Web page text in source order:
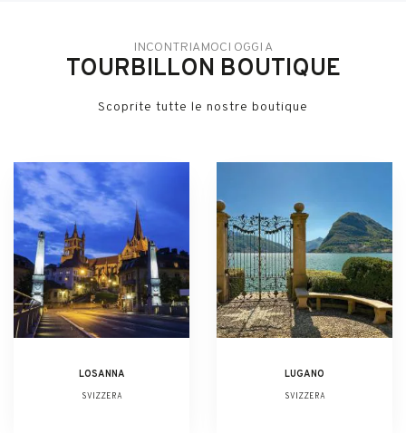
INCONTRIAMOCI OGGI A
TOURBILLON BOUTIQUE
Scoprite tutte le nostre boutique
LOSANNA
SVIZZERA
LUGANO
SVIZZERA